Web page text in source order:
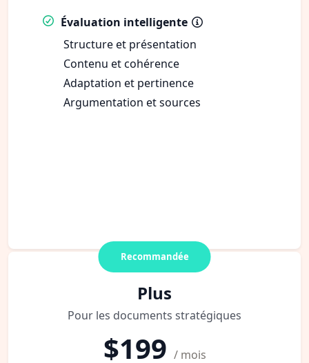
Évaluation intelligente
Structure et présentation
Contenu et cohérence
Adaptation et pertinence
Argumentation et sources
Recommandée
Plus
Pour les documents stratégiques
$199 / mois